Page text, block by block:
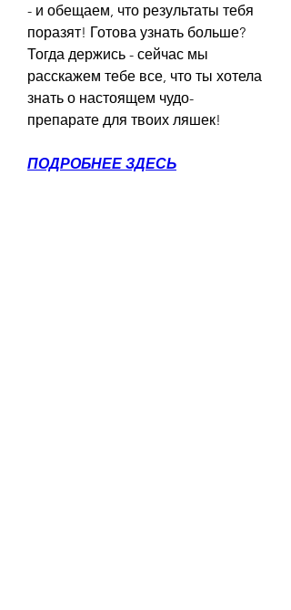
- и обещаем, что результаты тебя
поразят! Готова узнать больше?
Тогда держись - сейчас мы
расскажем тебе все, что ты хотела
знать о настоящем чудо-
препарате для твоих ляшек!
ПОДРОБНЕЕ ЗДЕСЬ